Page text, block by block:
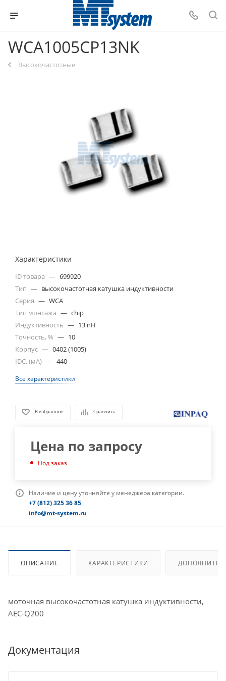
WCA1005CP13NK
Высокочастотные
Характеристики
ID товара — 699920
Тип — высокочастотная катушка индуктивности
Серия — WCA
Тип монтажа — chip
Индуктивность — 13 nH
Точность, % — 10
Корпус — 0402 (1005)
IDC, (мА) — 440
Все характеристики
В избранное Сравнить
Цена по запросу
Под заказ
Наличие и цену уточняйте у менеджера категории.
+7 (812) 325 36 85
info@mt-system.ru
ОПИСАНИЕ ХАРАКТЕРИСТИКИ
моточная высокочастотная катушка индуктивности,
AEC-Q200
Документация